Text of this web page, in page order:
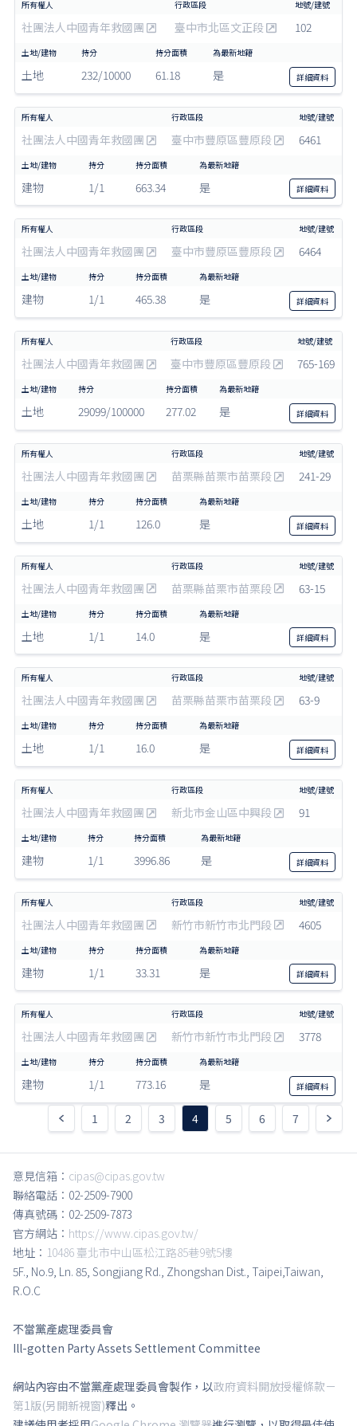
社團法人中國青年救國團 臺中市北區文正段 102
土地 232/10000 61.18 是 詳細資料
社團法人中國青年救國團 臺中市豐原區豐原段 6461
建物 1/1 663.34 是 詳細資料
社團法人中國青年救國團 臺中市豐原區豐原段 6464
建物 1/1 465.38 是 詳細資料
社團法人中國青年救國團 臺中市豐原區豐原段 765-169
土地 29099/100000 277.02 是 詳細資料
社團法人中國青年救國團 苗栗縣苗栗市苗栗段 241-29
土地 1/1 126.0 是 詳細資料
社團法人中國青年救國團 苗栗縣苗栗市苗栗段 63-15
土地 1/1 14.0 是 詳細資料
社團法人中國青年救國團 苗栗縣苗栗市苗栗段 63-9
土地 1/1 16.0 是 詳細資料
社團法人中國青年救國團 新北市金山區中興段 91
建物 1/1 3996.86 是 詳細資料
社團法人中國青年救國團 新竹市新竹市北門段 4605
建物 1/1 33.31 是 詳細資料
社團法人中國青年救國團 新竹市新竹市北門段 3778
建物 1/1 773.16 是 詳細資料
1 2 3 4 5 6 7
意見信箱： cipas@cipas.gov.tw
聯絡電話：02-2509-7900
傳真號碼：02-2509-7873
官方網站： https://www.cipas.gov.tw/
地址： 10486 臺北市中山區松江路85巷9號5樓
5F., No.9, Ln. 85, Songjiang Rd., Zhongshan Dist., Taipei,Taiwan,
R.O.C
不當黨產處理委員會
Ill-gotten Party Assets Settlement Committee
網站內容由不當黨產處理委員會製作，以政府資料開放授權條款－
第1版(另開新視窗)釋出。